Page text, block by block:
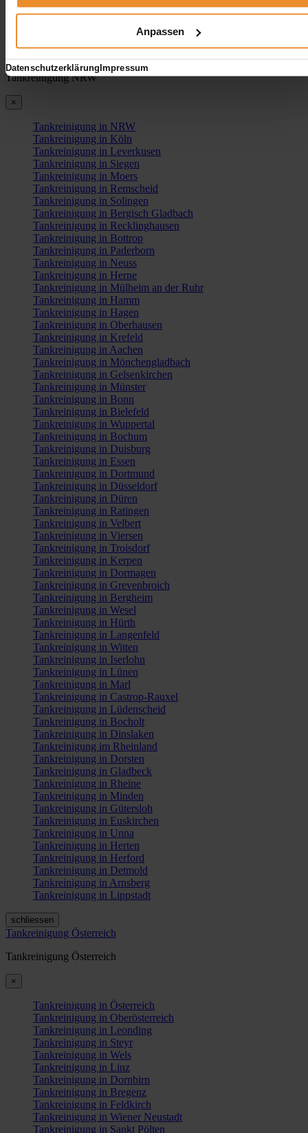
Anpassen
DatenschutzerklärungImpressum
Tankreinigung in Bremerhaven
Tankreinigung NRW
×
Tankreinigung in NRW
Tankreinigung in Köln
Tankreinigung in Leverkusen
Tankreinigung in Siegen
Tankreinigung in Moers
Tankreinigung in Remscheid
Tankreinigung in Solingen
Tankreinigung in Bergisch Gladbach
Tankreinigung in Recklinghausen
Tankreinigung in Bottrop
Tankreinigung in Paderborn
Tankreinigung in Neuss
Tankreinigung in Herne
Tankreinigung in Mülheim an der Ruhr
Tankreinigung in Hamm
Tankreinigung in Hagen
Tankreinigung in Oberhausen
Tankreinigung in Krefeld
Tankreinigung in Aachen
Tankreinigung in Mönchengladbach
Tankreinigung in Gelsenkirchen
Tankreinigung in Münster
Tankreinigung in Bonn
Tankreinigung in Bielefeld
Tankreinigung in Wuppertal
Tankreinigung in Bochum
Tankreinigung in Duisburg
Tankreinigung in Essen
Tankreinigung in Dortmund
Tankreinigung in Düsseldorf
Tankreinigung in Düren
Tankreinigung in Ratingen
Tankreinigung in Velbert
Tankreinigung in Viersen
Tankreinigung in Troisdorf
Tankreinigung in Kerpen
Tankreinigung in Dormagen
Tankreinigung in Grevenbroich
Tankreinigung in Bergheim
Tankreinigung in Wesel
Tankreinigung in Hürth
Tankreinigung in Langenfeld
Tankreinigung in Witten
Tankreinigung in Iserlohn
Tankreinigung in Lünen
Tankreinigung in Marl
Tankreinigung in Castrop-Rauxel
Tankreinigung in Lüdenscheid
Tankreinigung in Bocholt
Tankreinigung in Dinslaken
Tankreinigung im Rheinland
Tankreinigung in Dorsten
Tankreinigung in Gladbeck
Tankreinigung in Rheine
Tankreinigung in Minden
Tankreinigung in Gütersloh
Tankreinigung in Euskirchen
Tankreinigung in Unna
Tankreinigung in Herten
Tankreinigung in Herford
Tankreinigung in Detmold
Tankreinigung in Arnsberg
Tankreinigung in Lippstadt
schliessen
Tankreinigung Österreich
Tankreinigung Österreich
×
Tankreinigung in Österreich
Tankreinigung in Oberösterreich
Tankreinigung in Leonding
Tankreinigung in Steyr
Tankreinigung in Wels
Tankreinigung in Linz
Tankreinigung in Dornbirn
Tankreinigung in Bregenz
Tankreinigung in Feldkirch
Tankreinigung in Wiener Neustadt
Tankreinigung in Sankt Pölten